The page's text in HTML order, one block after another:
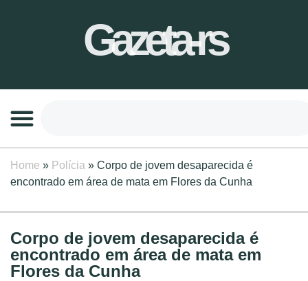
Gazeta-rs
Home » Polícia » Corpo de jovem desaparecida é
encontrado em área de mata em Flores da Cunha
Corpo de jovem desaparecida é
encontrado em área de mata em
Flores da Cunha